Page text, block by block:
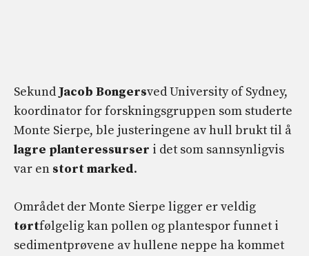
Sekund Jacob Bongersved University of Sydney,
koordinator for forskningsgruppen som studerte
Monte Sierpe, ble justeringene av hull brukt til å
lagre planteressurser i det som sannsynligvis
var en stort marked.
Området der Monte Sierpe ligger er veldig
tørtfølgelig kan pollen og plantespor funnet i
sedimentprøvene av hullene neppe ha kommet